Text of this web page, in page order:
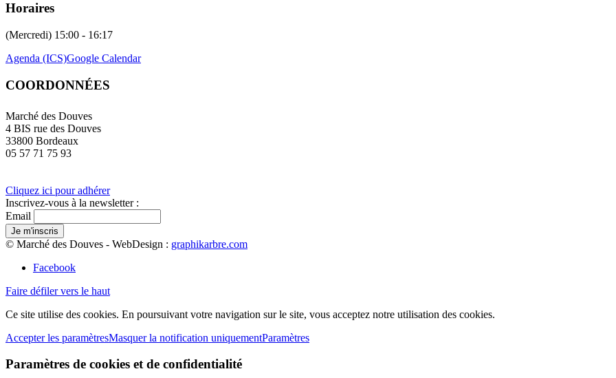
Horaires
(Mercredi) 15:00 - 16:17
Agenda (ICS)Google Calendar
COORDONNÉES
Marché des Douves
4 BIS rue des Douves
33800 Bordeaux
05 57 71 75 93
Cliquez ici pour adhérer
Inscrivez-vous à la newsletter :
Email
© Marché des Douves - WebDesign : graphikarbre.com
Facebook
Faire défiler vers le haut
Ce site utilise des cookies. En poursuivant votre navigation sur le site, vous acceptez notre utilisation des cookies.
Accepter les paramètresMasquer la notification uniquementParamètres
Paramètres de cookies et de confidentialité